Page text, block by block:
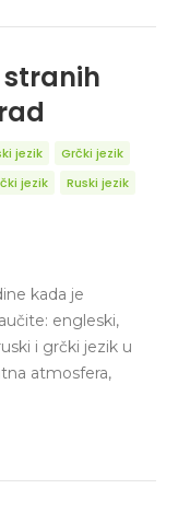
stranih
jezik
Grčki jezik
jezik
Ruski jezik
kada je
engleski,
i grčki jezik u
atmosfera,